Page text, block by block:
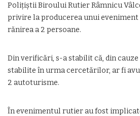
Polițiștii Biroului Rutier Râmnicu
privire la producerea unui
rănirea a 2 persoane.
Din verificări, s-a stabilit că, din
stabilite în urma cercetărilor, ar fi
2 autoturisme.
În evenimentul rutier au fost